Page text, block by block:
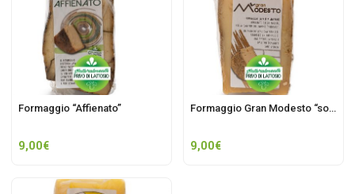
Formaggio “Affienato”
9,00€
Formaggio Gran Modesto “sottopaglia”
9,00€